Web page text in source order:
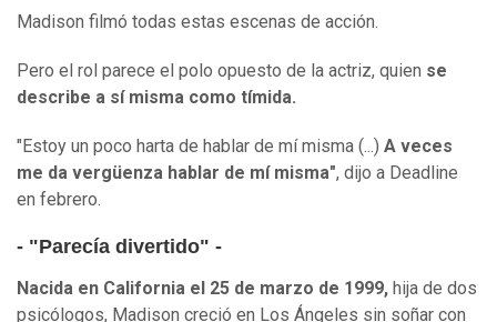
Madison filmó todas estas escenas de acción.
Pero el rol parece el polo opuesto de la actriz, quien se
describe a sí misma como tímida.
"Estoy un poco harta de hablar de mí misma (...) A veces
me da vergüenza hablar de mí misma", dijo a Deadline
en febrero.
- "Parecía divertido" -
Nacida en California el 25 de marzo de 1999, hija de dos
psicólogos, Madison creció en Los Ángeles sin soñar con